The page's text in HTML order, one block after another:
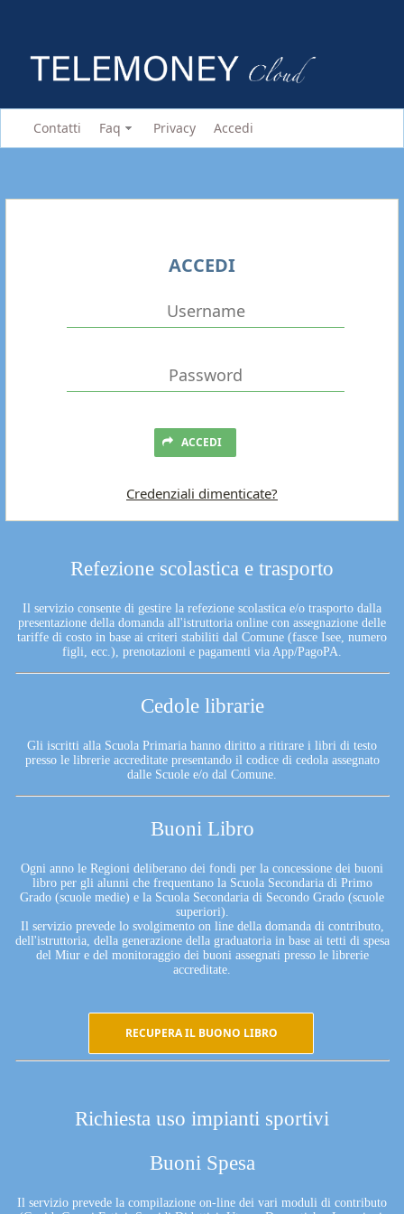
Contatti Faq Privacy Accedi
Refezione scolastica e trasporto
Il servizio consente di gestire la refezione scolastica e/o trasporto dalla
presentazione della domanda all'istruttoria online con assegnazione delle
tariffe di costo in base ai criteri stabiliti dal Comune (fasce Isee, numero
figli, ecc.), prenotazioni e pagamenti via App/PagoPA.
Cedole librarie
Gli iscritti alla Scuola Primaria hanno diritto a ritirare i libri di testo
presso le librerie accreditate presentando il codice di cedola assegnato
dalle Scuole e/o dal Comune.
Buoni Libro
Ogni anno le Regioni deliberano dei fondi per la concessione dei buoni
libro per gli alunni che frequentano la Scuola Secondaria di Primo
Grado (scuole medie) e la Scuola Secondaria di Secondo Grado (scuole
superiori).
Il servizio prevede lo svolgimento on line della domanda di contributo,
dell'istruttoria, della generazione della graduatoria in base ai tetti di spesa
del Miur e del monitoraggio dei buoni assegnati presso le librerie
accreditate.
RECUPERA IL BUONO LIBRO
Richiesta uso impianti sportivi
Buoni Spesa
Il servizio prevede la compilazione on-line dei vari moduli di contributo
ACCEDI
ACCEDI
Credenziali dimenticate?